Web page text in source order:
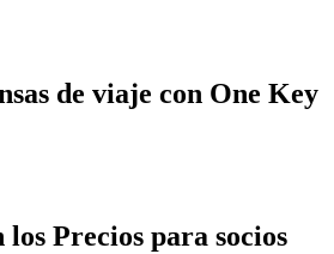
de viaje con One Key
Precios para socios